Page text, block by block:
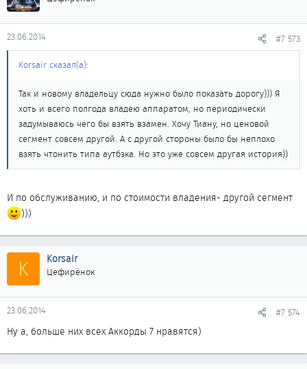
23.06.2014 #7 573
Korsair сказал(а):
Так и новому владельцу сюда нужно было показать дорогу))) Я
хоть и всего полгода владею аппаратом, но периодически
задумываюсь чего бы взять взамен. Хочу Тиану, но ценовой
сегмент совсем другой. А с другой стороны было бы неплохо
взять чтонить типа аутбэка. Но это уже совсем другая история))
И по обслуживанию, и по стоимости владения- другой сегмент
)))
K Korsair
Цефирёнок
23.06.2014 #7 574
Ну а, больше них всех Аккорды 7 нравятся)